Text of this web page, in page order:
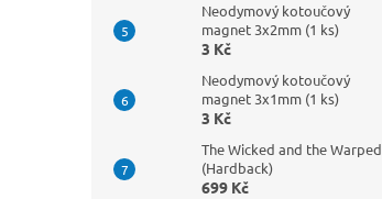
Neodymový kotoučový
magnet 3x2mm (1 ks)
3 Kč
Neodymový kotoučový
magnet 3x1mm (1 ks)
3 Kč
The Wicked and the Warped
(Hardback)
699 Kč